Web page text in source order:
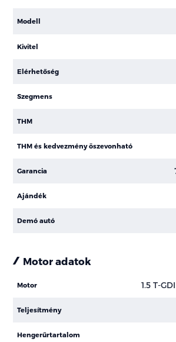
Modell
Kivitel
Elérhetőség
Szegmens
THM
THM és kedvezmény öszevonható
Garancia
Ajándék
Demó autó
Motor adatok
Motor 1.5 T-
Teljesítmény
Hengerűrtartalom